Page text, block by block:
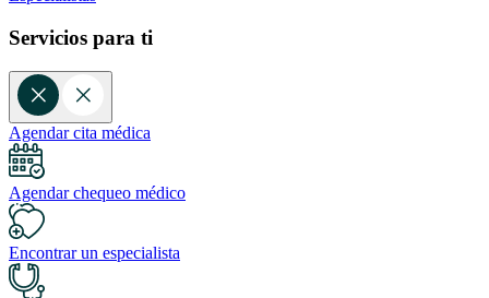
Servicios para ti
Agendar cita médica
Agendar chequeo médico
Encontrar un especialista